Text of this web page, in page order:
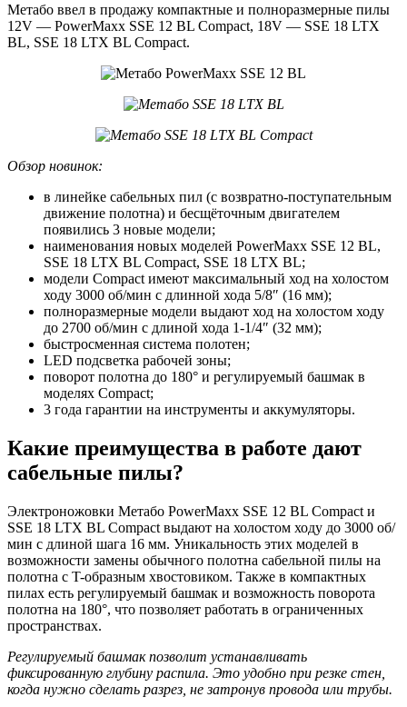
Метабо ввел в продажу компактные и полноразмерные пилы
12V — PowerMaxx SSE 12 BL Compact, 18V — SSE 18 LTX
BL, SSE 18 LTX BL Compact.
Обзор новинок:
в линейке сабельных пил (с возвратно-поступательным
движение полотна) и бесщёточным двигателем
появились 3 новые модели;
наименования новых моделей PowerMaxx SSE 12 BL,
SSE 18 LTX BL Compact, SSE 18 LTX BL;
модели Compact имеют максимальный ход на холостом
ходу 3000 об/мин с длинной хода 5/8″ (16 мм);
полноразмерные модели выдают ход на холостом ходу
до 2700 об/мин с длиной хода 1-1/4″ (32 мм);
быстросменная система полотен;
LED подсветка рабочей зоны;
поворот полотна до 180° и регулируемый башмак в
моделях Compact;
3 года гарантии на инструменты и аккумуляторы.
Какие преимущества в работе дают
сабельные пилы?
Электроножовки Метабо PowerMaxx SSE 12 BL Compact и
SSE 18 LTX BL Compact выдают на холостом ходу до 3000 об/
мин с длиной шага 16 мм. Уникальность этих моделей в
возможности замены обычного полотна сабельной пилы на
полотна с T-образным хвостовиком. Также в компактных
пилах есть регулируемый башмак и возможность поворота
полотна на 180°, что позволяет работать в ограниченных
пространствах.
Регулируемый башмак позволит устанавливать
фиксированную глубину распила. Это удобно при резке стен,
когда нужно сделать разрез, не затронув провода или трубы.